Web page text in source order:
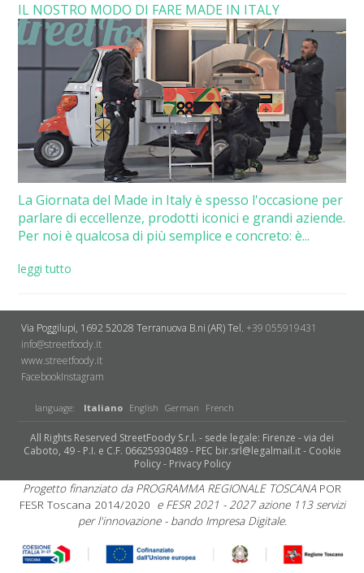
IL NOSTRO MODO DI FARE MADE IN ITALY
La Giornata del Made in Italy è spesso l'occasione per
parlare di eccellenze, prodotti iconici e grandi aziende.
Per noi è qualcosa di più semplice e concreto: è...
leggi tutto
Via Poggilupi, 1692 52028 Terranuova B.ni (AR)Tel. +39 055919431
info@streetfoody.it
www.streetfoody.it
Facebook​Instagram
language: Italiano English German French
All Rights Reserved StreetFoody S.r.l. - sede legale: Firenze - via dei
Caboto, 49 - P.I. e C.F. 06625930489 - PEC bir.srl@legalmail.it - Cookie
Policy- Privacy Policy
Progetto finanziato da PROGRAMMA REGIONALE TOSCANA POR
FESR Toscana 2014/2020 e FESR 2021 - 2027 azione 113 servizi
per l'innovazione - bando Impresa Digitale.